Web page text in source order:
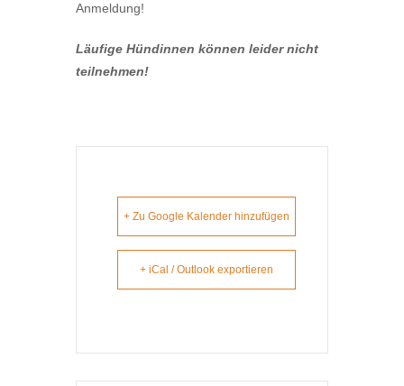
Anmeldung!
Läufige Hündinnen können leider nicht
teilnehmen!
+ Zu Google Kalender hinzufügen
+ iCal / Outlook exportieren